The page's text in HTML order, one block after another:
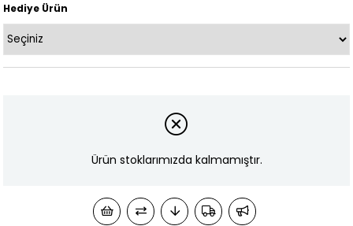
Hediye Ürün
Ürün stoklarımızda kalmamıştır.